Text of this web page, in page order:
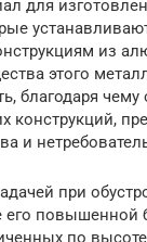
для
из
этого
благодаря
конструкций,
и
при
его повышенной
по